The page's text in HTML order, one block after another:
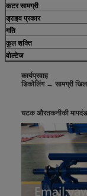
कटर सामग्री
ड्राइव प्रकार
गति
कुल शक्ति
वोल्टेज
कार्यप्रवाह
डिकोलिंग → सामग्री
घटक औरतकनीकी मापदंड